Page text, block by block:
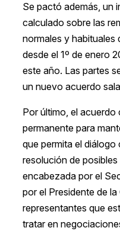
Se pactó además, un
calculado sobre las
normales y habituales
desde el 1º de enero
este año. Las partes
un nuevo acuerdo
Por último, el acuerdo
permanente para
que permita el
resolución de
encabezada por el
por el Presidente de
representantes que
tratar en